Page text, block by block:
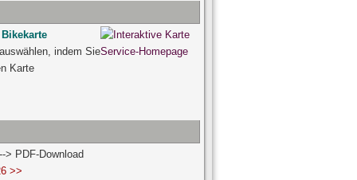
indem Sie
Karte
> PDF-Download
>>